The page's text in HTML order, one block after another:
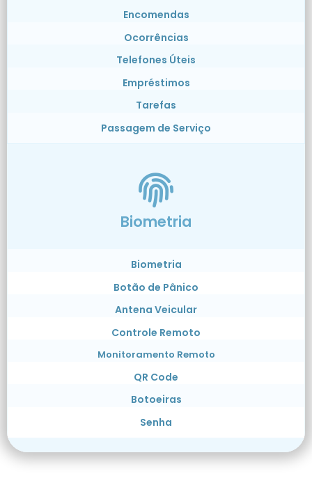
Encomendas
Ocorrências
Telefones Úteis
Empréstimos
Tarefas
Passagem de Serviço
Biometria
Biometria
Botão de Pânico
Antena Veicular
Controle Remoto
Monitoramento Remoto
QR Code
Botoeiras
Senha